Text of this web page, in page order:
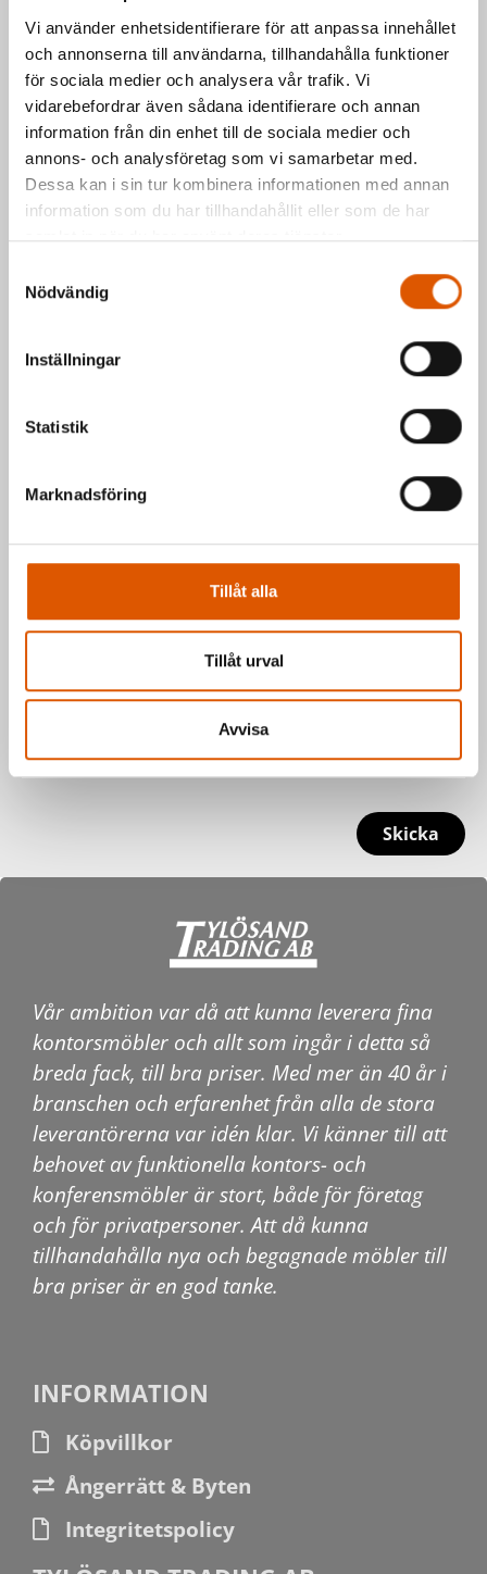
Vi använder enhetsidentifierare för att anpassa innehållet
och annonserna till användarna, tillhandahålla funktioner
för sociala medier och analysera vår trafik. Vi
vidarebefordrar även sådana identifierare och annan
information från din enhet till de sociala medier och
annons- och analysföretag som vi samarbetar med.
Dessa kan i sin tur kombinera informationen med annan
information som du har tillhandahållit eller som de har
samlat in när du har använt deras tjänster.
Nödvändig
Inställningar
Statistik
Marknadsföring
Tillåt alla
Tillåt urval
Avvisa
Har du frågor om våra produkter
eller vill du prata med en säljare?
Kontakta oss via formuläret eller direkt, så
hör vi av oss så fort vi kan.
Johan Olandere-posteller telefon 035-
2953811
Mattias Högberg
eller telefon 035-
2953810
Skicka
Vår ambition var då att kunna leverera fina
kontorsmöbler och allt som ingår i detta så
breda fack, till bra priser. Med mer än 40 år i
branschen och erfarenhet från alla de stora
leverantörerna var idén klar. Vi känner till att
behovet av funktionella kontors- och
konferensmöbler är stort, både för företag
och för privatpersoner. Att då kunna
tillhandahålla nya och begagnade möbler till
bra priser är en god tanke.
INFORMATION
Köpvillkor
Ångerrätt & Byten
Integritetspolicy